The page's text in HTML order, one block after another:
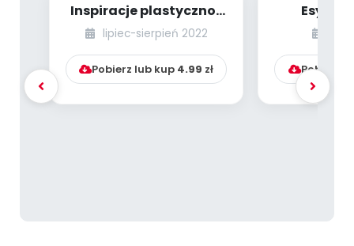
Inspiracje plastyczno-
techniczne
lipiec-sierpień 2022
Pobierz lub kup 4.99 zł
Esy-
Pobierz